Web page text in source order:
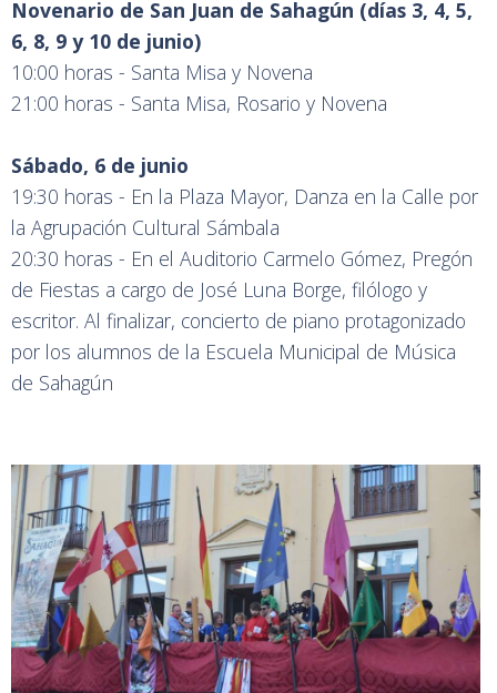
Novenario de San Juan de Sahagún (días 3, 4, 5,
6, 8, 9 y 10 de junio)
10:00 horas - Santa Misa y Novena
21:00 horas - Santa Misa, Rosario y Novena
Sábado, 6 de junio
19:30 horas - En la Plaza Mayor, Danza en la Calle por
la Agrupación Cultural Sámbala
20:30 horas - En el Auditorio Carmelo Gómez, Pregón
de Fiestas a cargo de José Luna Borge, filólogo y
escritor. Al finalizar, concierto de piano protagonizado
por los alumnos de la Escuela Municipal de Música
de Sahagún